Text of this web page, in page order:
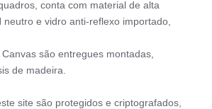
conta com material de alta
neutro e vidro anti-reflexo importado,
são entregues montadas,
de madeira.
site são protegidos e criptografados,